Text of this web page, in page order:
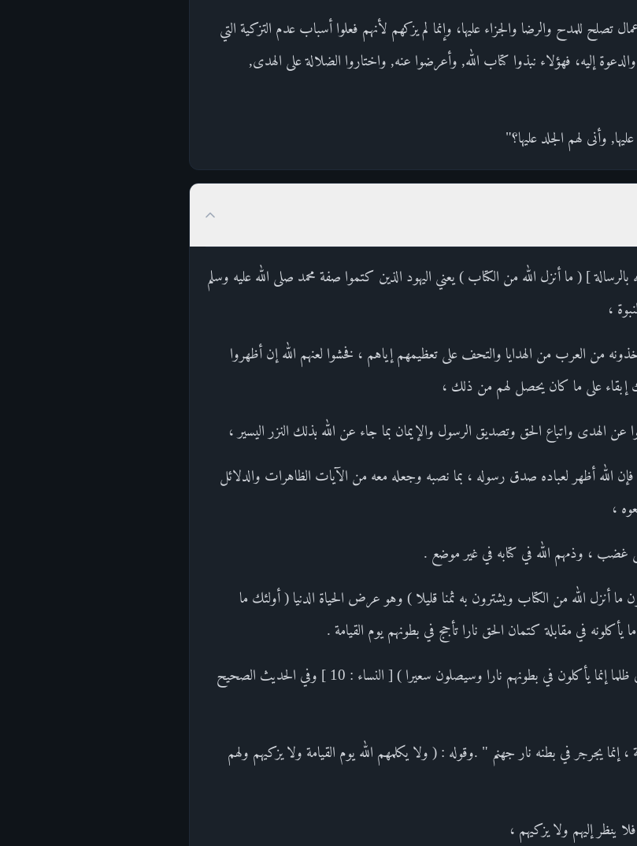
للمدح والرضا والجزاء عليها، وإنما لم يزكهم لأنهم فعلوا أسباب عدم التزكية التي
إليه، فهؤلاء نبذوا كتاب الله, وأعرضوا عنه, واختاروا الضلالة على الهدى,
وأنى لهم الجلد عليها؟"
] ( ما أنزل الله من الكتاب ) يعني اليهود الذين كتموا صفة محمد صلى الله عليه وسلم
،
من العرب من الهدايا والتحف على تعظيمهم إياهم ، فخشوا لعنهم الله إن أظهروا
إبقاء على ما كان يحصل لهم من ذلك ،
عن الهدى واتباع الحق وتصديق الرسول والإيمان بما جاء عن الله بذلك النزر اليسير ،
فإن الله أظهر لعباده صدق رسوله ، بما نصبه وجعله معه من الآيات الظاهرات والدلائل
،
غضب ، وذمهم الله في كتابه في غير موضع .
أنزل الله من الكتاب ويشترون به ثمنا قليلا ) وهو عرض الحياة الدنيا ( أولئك ما
يأكلونه في مقابلة كتمان الحق نارا تأجج في بطونهم يوم القيامة .
كما قال تعالى : ( إن الذين يأكلون أموال اليتامى ظلما إنما يأكلون في بطونهم نارا وسيصلون سعيرا ) [ النساء : 10 ] وفي الحديث الصحيح
يجرجر في بطنه نار جهنم " .وقوله : ( ولا يكلمهم الله يوم القيامة ولا يزكيهم ولهم
ينظر إليهم ولا يزكيهم ،